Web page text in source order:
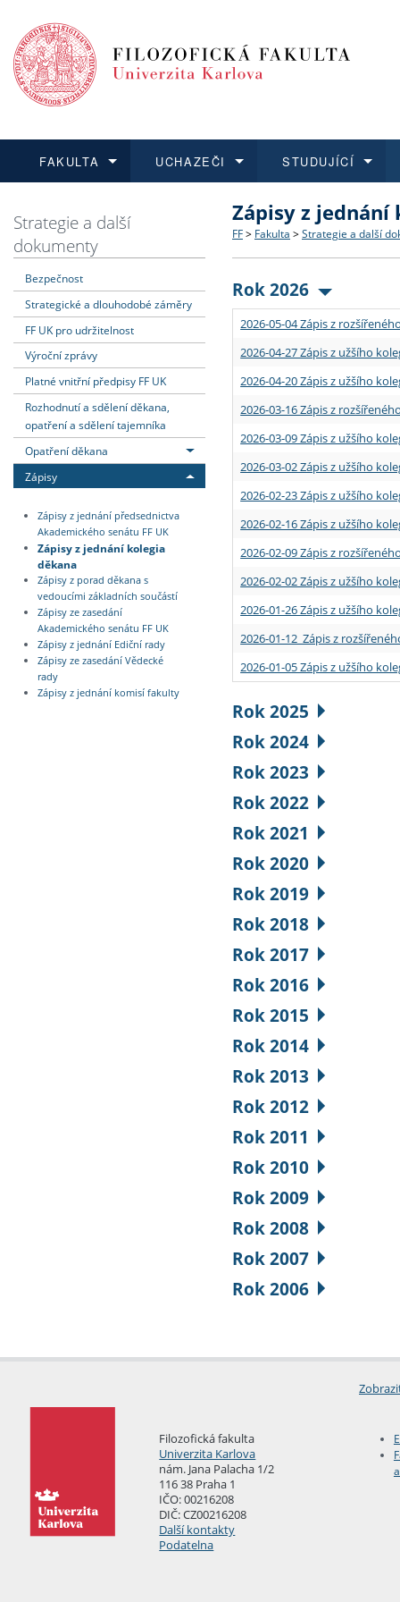
FAKULTA
Dozvědět se více
Struktura a historie
Strategie a další
Podpora a benefity pro
Absolventi fakulty
UCHAZEČI
Podat přihlášku
Co studovat a jak se
Učitelské studijní
Informace k průběhu
STUDUJÍCÍ
Dozvědět se více
Bakalářské a magisterské
Doktorské studium
Rigorózní řízení
Dozvědět se více
O vědě a výzkumu na FF
Akademické kvalifikace
Granty a projekty
Dozvědět se více
Aktuální nabídky a
Vyjíždějící studenti
Přijíždějící studenti
Vyjíždějící zaměstnanci
Strategie a další
dokumenty
Bezpečnost
Strategické a dlouhodobé záměry
FF UK pro udržitelnost
Výroční zprávy
Platné vnitřní předpisy FF UK
Rozhodnutí a sdělení děkana,
opatření a sdělení tajemníka
Opatření děkana
Zápisy
Zápisy z jednání předsednictva
Akademického senátu FF UK
Zápisy z jednání kolegia
děkana
Zápisy z porad děkana s
vedoucími základních součástí
Zápisy ze zasedání
Akademického senátu FF UK
Zápisy z jednání Ediční rady
Zápisy ze zasedání Vědecké
rady
Zápisy z jednání komisí fakulty
Zápisy z jednání
FF > Fakulta > Strategie a další
Rok 2026
2026-05-04 Zápis z
2026-04-27 Zápis z užšího
2026-04-20 Zápis z užšího
2026-03-16 Zápis z
2026-03-09 Zápis z užšího
2026-03-02 Zápis z užšího
2026-02-23 Zápis z užšího
2026-02-16 Zápis z užšího
2026-02-09 Zápis z
2026-02-02 Zápis z užšího
2026-01-26 Zápis z užšího
2026-01-12 Zápis z
2026-01-05 Zápis z užšího
Rok 2025
Rok 2024
Rok 2023
Rok 2022
Rok 2021
Rok 2020
Rok 2019
Rok 2018
Rok 2017
Rok 2016
Rok 2015
Rok 2014
Rok 2013
Rok 2012
Rok 2011
Rok 2010
Rok 2009
Rok 2008
Rok 2007
Rok 2006
Filozofická fakulta
Univerzita Karlova
nám. Jana Palacha 1/2
116 38 Praha 1
IČO: 00216208
DIČ: CZ00216208
Další kontakty
Podatelna